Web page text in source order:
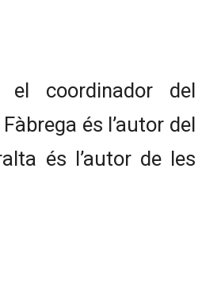
coordinador del
és l’autor del
és l’autor de les